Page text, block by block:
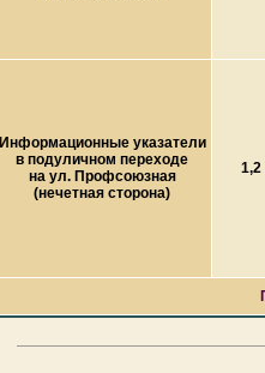
Информационные указатели
в подуличном переходе
на ул. Профсоюзная
(нечетная сторона)
1,2